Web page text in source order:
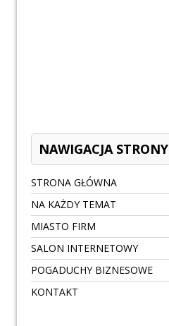
NAWIGACJA STRONY
STRONA GŁÓWNA
NA KAŻDY TEMAT
MIASTO FIRM
SALON INTERNETOWY
POGADUCHY BIZNESOWE
KONTAKT